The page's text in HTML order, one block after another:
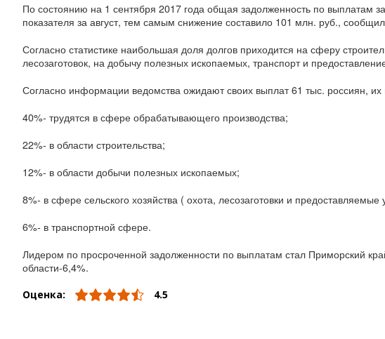
По состоянию на 1 сентября 2017 года общая задолженность по выплатам
показателя за август, тем самым снижение составило 101 млн. руб.,
Согласно статистике наибольшая доля долгов приходится на сферу
лесозаготовок, на добычу полезных ископаемых, транспорт и
Согласно информации ведомства ожидают своих выплат 61 тыс. россиян, их
40%- трудятся в сфере обрабатывающего производства;
22%- в области строительства;
12%- в области добычи полезных ископаемых;
8%- в сфере сельского хозяйства ( охота, лесозаготовки и предоставляемые
6%- в транспортной сфере.
Лидером по просроченной задолженности по выплатам стал Приморский
области-6,4%.
Оценка: 4.5